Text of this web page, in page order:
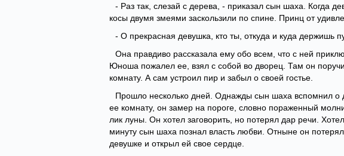
- Раз так, слезай с дерева, - приказал сын шаха. Когда
косы двумя змеями заскользили по спине. Принц от
- О прекрасная девушка, кто ты, откуда и куда держишь
Она правдиво рассказала ему обо всем, что с ней
Юноша пожалел ее, взял с собой во дворец. Там он
комнату. А сам устроил пир и забыл о своей гостье.
Прошло несколько дней. Однажды сын шаха вспомнил о
ее комнату, он замер на пороге, словно пораженный
лик луны. Он хотел заговорить, но потерял дар речи.
минуту сын шаха познал власть любви. Отныне он
девушке и открыл ей свое сердце.